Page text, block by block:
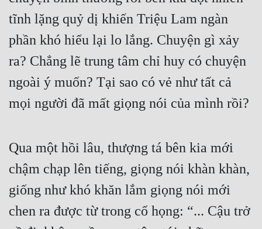
Đông Phương Huyền Huyễn
Đồng Nhân
Cẩu Đạo Trường Sinh
Ngự Thú
Xây Dựng Thế Lực
tĩnh lặng quỷ dị khiến Triệu Lam ngàn
phần khó hiểu lại lo lắng. Chuyện gì xảy
ra? Chẳng lẽ trung tâm chỉ huy có chuyện
ngoài ý muốn? Tại sao có vẻ như tất cả
mọi người đã mất giọng nói của mình rồi?
Qua một hồi lâu, thượng tá bên kia mới
chậm chạp lên tiếng, giọng nói khàn khàn,
giống như khó khăn lắm giọng nói mới
chen ra được từ trong cổ họng: “... Cậu trở